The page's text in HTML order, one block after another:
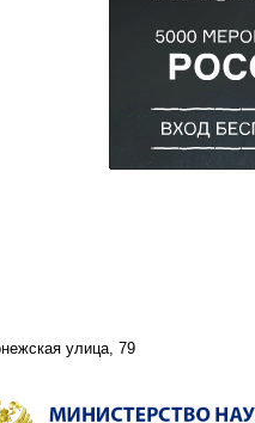
улица, 79